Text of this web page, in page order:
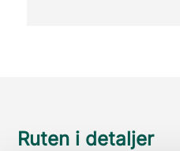
Ruten i detaljer